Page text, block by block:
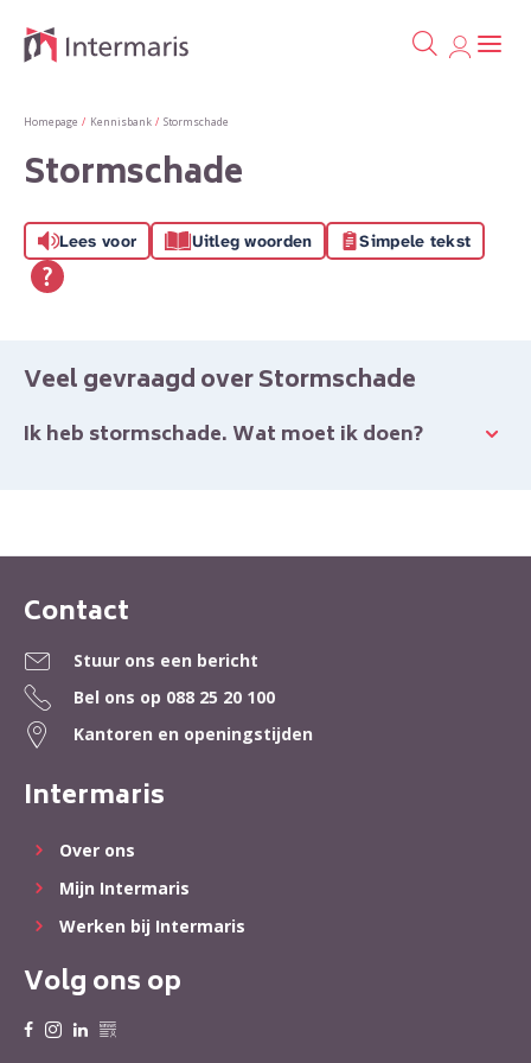
Naar hoofdinhoud
Naar hoofdnavigatiemenu
Naar zoeken
Naar de homepage Ga
Homepage Kennisbank Stormschade
Stormschade
Lees voor Uitleg woorden Simpele tekst
Veel gevraagd over Stormschade
Ik heb stormschade. Wat moet ik doen?
Contactinformatie
Contact
Stuur ons een bericht
Bel ons op 088 25 20 100
Kantoren en openingstijden
Intermaris
Over ons
Mijn Intermaris
Werken bij Intermaris
Volg ons op